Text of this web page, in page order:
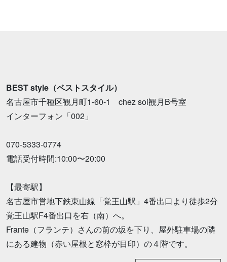
BEST style（ベストスタイル）
名古屋市千種区観月町1-60-1 chez soi観月B号室
インターフォン「002」
070-5333-0774
電話受付時間:10:00〜20:00
【最寄駅】
名古屋市営地下鉄東山線「覚王山駅」4番出口より徒歩2分
覚王山駅F4番出口を右（南）へ。
Frante（フランテ）さんの前の坂を下り、屋外駐車場の隣
にある建物（赤い屋根と窓枠が目印）の４階です。